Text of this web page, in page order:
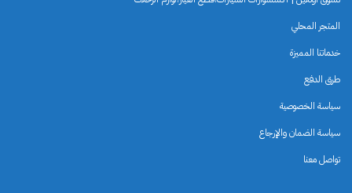
المتجر المحلي
خدماتنا المميزة
طرق الدفع
سياسة الخصوصية
سياسة الضمان والإرجاع
تواصل معنا